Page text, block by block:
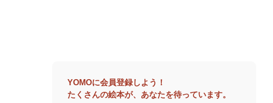
YOMOに会員登録しよう！
たくさんの絵本が、あなたを待っています。